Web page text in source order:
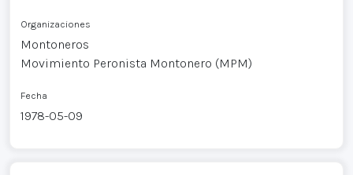
Organizaciones
Montoneros
Movimiento Peronista Montonero (MPM)
Fecha
1978-05-09